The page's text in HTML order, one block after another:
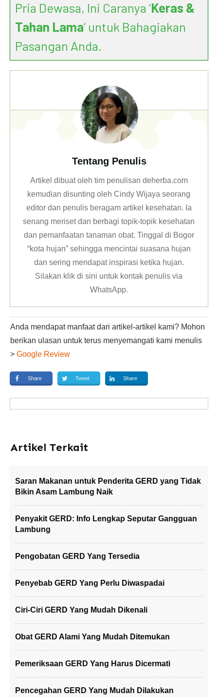
Pria Dewasa, Ini Caranya ‘Keras &
Tahan Lama’ untuk Bahagiakan
Pasangan Anda.
Tentang Penulis
Artikel dibuat oleh tim penulisan deherba.com
kemudian disunting oleh Cindy Wijaya seorang
editor dan penulis beragam artikel kesehatan. Ia
senang meriset dan berbagi topik-topik kesehatan
dan pemanfaatan tanaman obat. Tinggal di Bogor
“kota hujan” sehingga mencintai suasana hujan
dan sering mendapat inspirasi ketika hujan.
Silakan klikdi sini untuk kontak penulis via
WhatsApp.
Anda mendapat manfaat dari artikel-artikel kami? Mohon
berikan ulasan untuk terus menyemangati kami menulis
> Google Review
Share Tweet Share
Artikel Terkait
Saran Makanan untuk Penderita GERD yang Tidak
Bikin Asam Lambung Naik
Penyakit GERD: Info Lengkap Seputar Gangguan
Lambung
Pengobatan GERD Yang Tersedia
Penyebab GERD Yang Perlu Diwaspadai
Ciri-Ciri GERD Yang Mudah Dikenali
Obat GERD Alami Yang Mudah Ditemukan
Pemeriksaan GERD Yang Harus Dicermati
Pencegahan GERD Yang Mudah Dilakukan